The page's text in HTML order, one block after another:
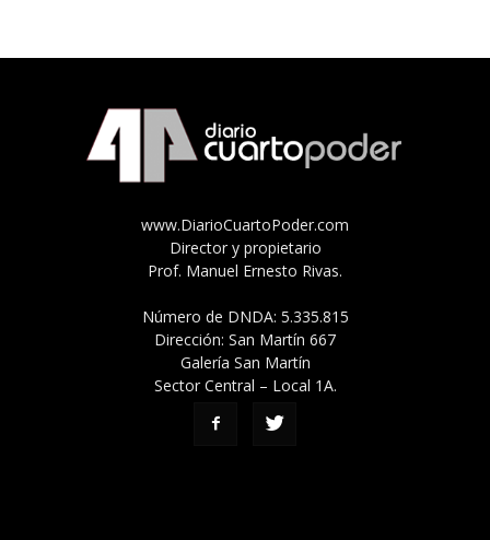
www.DiarioCuartoPoder.com
Director y propietario
Prof. Manuel Ernesto Rivas.
Número de DNDA: 5.335.815
Dirección: San Martín 667
Galería San Martín
Sector Central – Local 1A.